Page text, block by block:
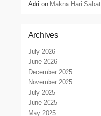
Adri on Makna Hari Sabat
Archives
July 2026
June 2026
December 2025
November 2025
July 2025
June 2025
May 2025